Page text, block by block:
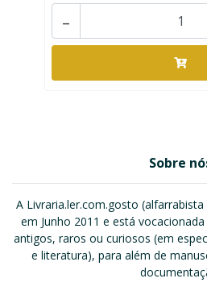
-
Sobre
A Livraria.ler.com.gosto
em Junho 2011 e está
antigos, raros ou curiosos (em
e literatura), para além de